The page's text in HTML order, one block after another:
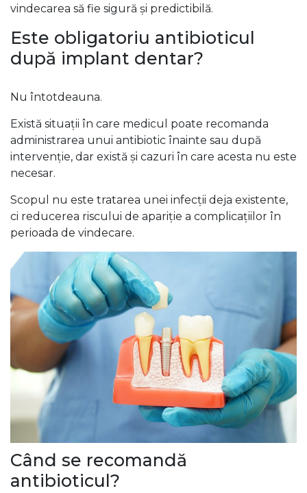
vindecarea să fie sigură și predictibilă.
Este obligatoriu antibioticul
după implant dentar?
Nu întotdeauna.
Există situații în care medicul poate recomanda
administrarea unui antibiotic înainte sau după
intervenție, dar există și cazuri în care acesta nu este
necesar.
Scopul nu este tratarea unei infecții deja existente,
ci reducerea riscului de apariție a complicațiilor în
perioada de vindecare.
Când se recomandă
antibioticul?